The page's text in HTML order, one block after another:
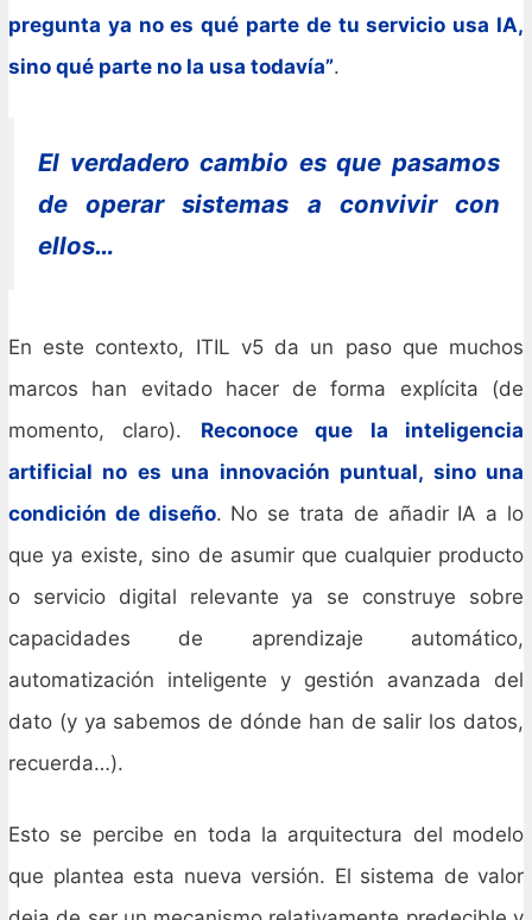
pregunta ya no es qué parte de tu servicio usa IA,
sino qué parte no la usa todavía”.
El verdadero cambio es que pasamos
de operar sistemas a convivir con
ellos…
En este contexto, ITIL v5 da un paso que muchos
marcos han evitado hacer de forma explícita (de
momento, claro). Reconoce que la inteligencia
artificial no es una innovación puntual, sino una
condición de diseño. No se trata de añadir IA a lo
que ya existe, sino de asumir que cualquier producto
o servicio digital relevante ya se construye sobre
capacidades de aprendizaje automático,
automatización inteligente y gestión avanzada del
dato (y ya sabemos de dónde han de salir los datos,
recuerda…).
Esto se percibe en toda la arquitectura del modelo
que plantea esta nueva versión. El sistema de valor